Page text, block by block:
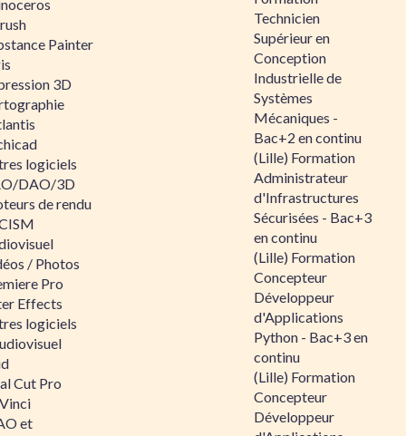
Painter
3D
logiciels
DAO/3D
de rendu
/ Photos
Pro
Effects
logiciels
Cut Pro
et
Technicien
Supérieur en
Conception
Industrielle de
Systèmes
Mécaniques -
Bac+2 en continu
(Lille) Formation
Administrateur
d'Infrastructures
Sécurisées - Bac+3
en continu
(Lille) Formation
Concepteur
Développeur
d'Applications
Python - Bac+3 en
continu
(Lille) Formation
Concepteur
Développeur